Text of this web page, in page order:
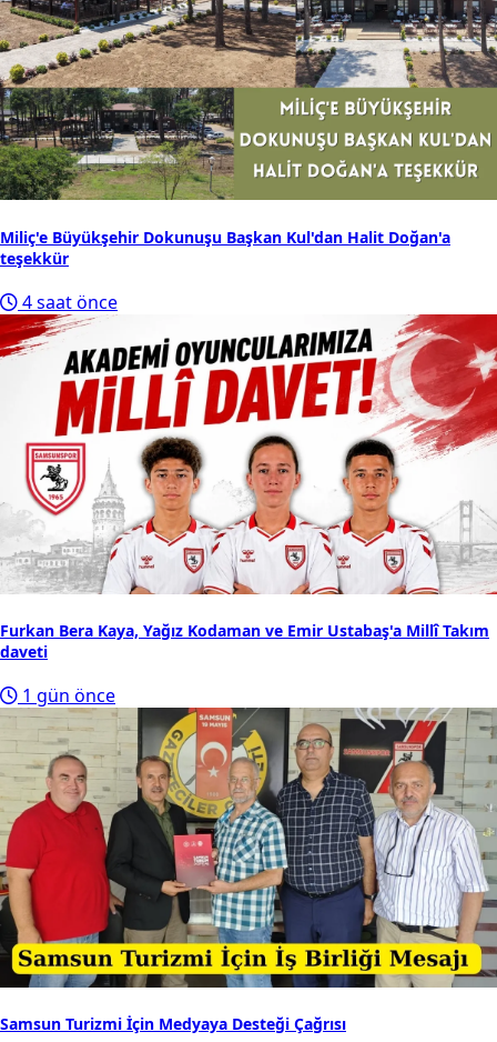
Miliç'e Büyükşehir Dokunuşu Başkan Kul'dan Halit Doğan'a
teşekkür
4 saat önce
Furkan Bera Kaya, Yağız Kodaman ve Emir Ustabaş'a Millî Takım
daveti
1 gün önce
Samsun Turizmi İçin Medyaya Desteği Çağrısı